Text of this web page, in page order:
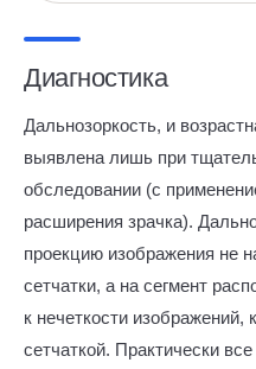
Диагностика
Дальнозоркость, и
выявлена лишь при
обследовании (с
расширения зрачка).
проекцию изображения не
сетчатки, а на сегмент
к нечеткости
сетчаткой. Практически